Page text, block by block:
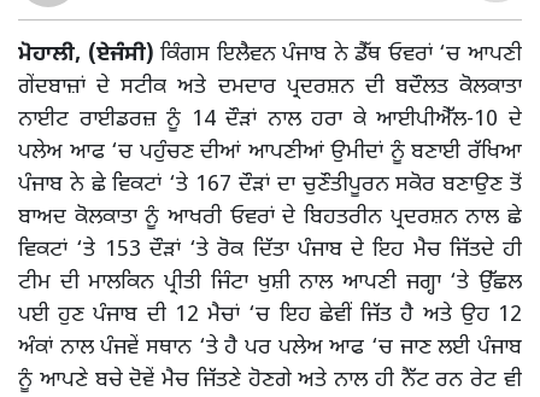
ਮੋਹਾਲੀ, (ਏਜੰਸੀ) ਕਿੰਗਸ ਇਲੈਵਨ ਪੰਜਾਬ ਨੇ ਡੈੱਥ ਓਵਰਾਂ ‘ਚ ਆਪਣੀ
ਗੇਂਦਬਾਜ਼ਾਂ ਦੇ ਸਟੀਕ ਅਤੇ ਦਮਦਾਰ ਪ੍ਰਦਰਸ਼ਨ ਦੀ ਬਦੌਲਤ ਕੋਲਕਾਤਾ
ਨਾਈਟ ਰਾਈਡਰਜ਼ ਨੂੰ 14 ਦੌੜਾਂ ਨਾਲ ਹਰਾ ਕੇ ਆਈਪੀਐੱਲ-10 ਦੇ
ਪਲੇਅ ਆਫ ‘ਚ ਪਹੁੰਚਣ ਦੀਆਂ ਆਪਣੀਆਂ ਉਮੀਦਾਂ ਨੂੰ ਬਣਾਈ ਰੱਖਿਆ
ਪੰਜਾਬ ਨੇ ਛੇ ਵਿਕਟਾਂ ‘ਤੇ 167 ਦੌੜਾਂ ਦਾ ਚੁਣੌਤੀਪੂਰਨ ਸਕੋਰ ਬਣਾਉਣ ਤੋਂ
ਬਾਅਦ ਕੋਲਕਾਤਾ ਨੂੰ ਆਖਰੀ ਓਵਰਾਂ ਦੇ ਬਿਹਤਰੀਨ ਪ੍ਰਦਰਸ਼ਨ ਨਾਲ ਛੇ
ਵਿਕਟਾਂ ‘ਤੇ 153 ਦੌੜਾਂ ‘ਤੇ ਰੋਕ ਦਿੱਤਾ ਪੰਜਾਬ ਦੇ ਇਹ ਮੈਚ ਜਿੱਤਦੇ ਹੀ
ਟੀਮ ਦੀ ਮਾਲਕਿਨ ਪ੍ਰੀਤੀ ਜਿੰਟਾ ਖੁਸ਼ੀ ਨਾਲ ਆਪਣੀ ਜਗ੍ਹਾ ‘ਤੇ ਉੱਛਲ
ਪਈ ਹੁਣ ਪੰਜਾਬ ਦੀ 12 ਮੈਚਾਂ ‘ਚ ਇਹ ਛੇਵੀਂ ਜਿੱਤ ਹੈ ਅਤੇ ਉਹ 12
ਅੰਕਾਂ ਨਾਲ ਪੰਜਵੇਂ ਸਥਾਨ ‘ਤੇ ਹੈ ਪਰ ਪਲੇਅ ਆਫ ‘ਚ ਜਾਣ ਲਈ ਪੰਜਾਬ
ਨੂੰ ਆਪਣੇ ਬਚੇ ਦੋਵੇਂ ਮੈਚ ਜਿੱਤਣੇ ਹੋਣਗੇ ਅਤੇ ਨਾਲ ਹੀ ਨੈੱਟ ਰਨ ਰੇਟ ਵੀ